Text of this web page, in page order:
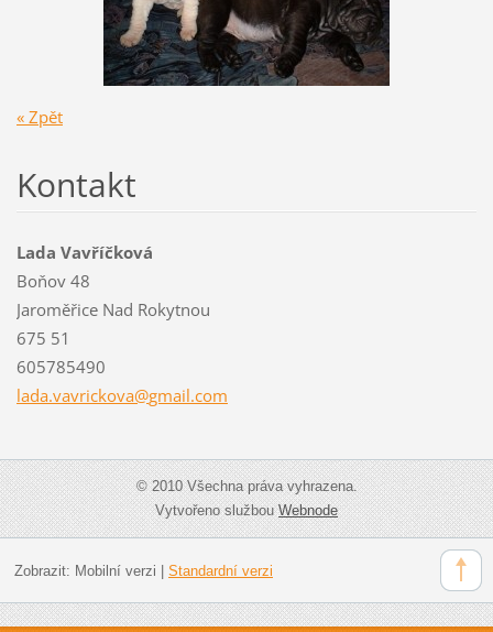
« Zpět
Kontakt
Lada Vavříčková
Boňov 48
Jaroměřice Nad Rokytnou
675 51
605785490
lada.vavrickova@gmail.com
© 2010 Všechna práva vyhrazena.
Vytvořeno službouWebnode
Zobrazit: Mobilní verzi Standardní verzi